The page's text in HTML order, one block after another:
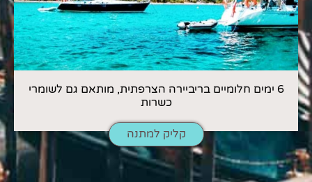
6 ימים חלומיים בריביירה הצרפתית, מותאם גם לשומרי
כשרות
קליק למתנה